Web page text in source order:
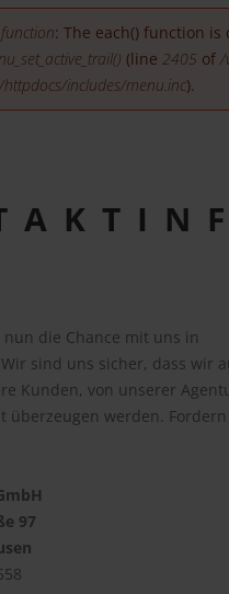
: The each() function
(line 2405 of /
httpdocs/includes/menu.inc).
nun die Chance mit uns in
sind uns sicher, dass wir
Kunden, von unserer
überzeugen werden. Fordern
97